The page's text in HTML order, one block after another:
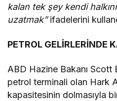
kalan tek şey kendi
uzatmak”ifadelerini
PETROL GELİRLERİNDE
ABD Hazine Bakanı Scott
petrol terminali olan Hark
kapasitesinin dolmasıyla